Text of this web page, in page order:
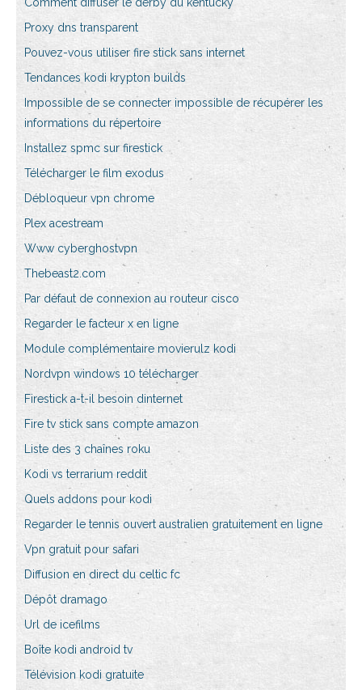
Proxy dns transparent
Pouvez-vous utiliser fire stick sans internet
Tendances kodi krypton builds
Impossible de se connecter impossible de récupérer les
informations du répertoire
Installez spmc sur firestick
Télécharger le film exodus
Débloqueur vpn chrome
Plex acestream
Www cyberghostvpn
Thebeast2.com
Par défaut de connexion au routeur cisco
Regarder le facteur x en ligne
Module complémentaire movierulz kodi
Nordvpn windows 10 télécharger
Firestick a-t-il besoin dinternet
Fire tv stick sans compte amazon
Liste des 3 chaînes roku
Kodi vs terrarium reddit
Quels addons pour kodi
Regarder le tennis ouvert australien gratuitement en ligne
Vpn gratuit pour safari
Diffusion en direct du celtic fc
Dépôt dramago
Url de icefilms
Boîte kodi android tv
Télévision kodi gratuite